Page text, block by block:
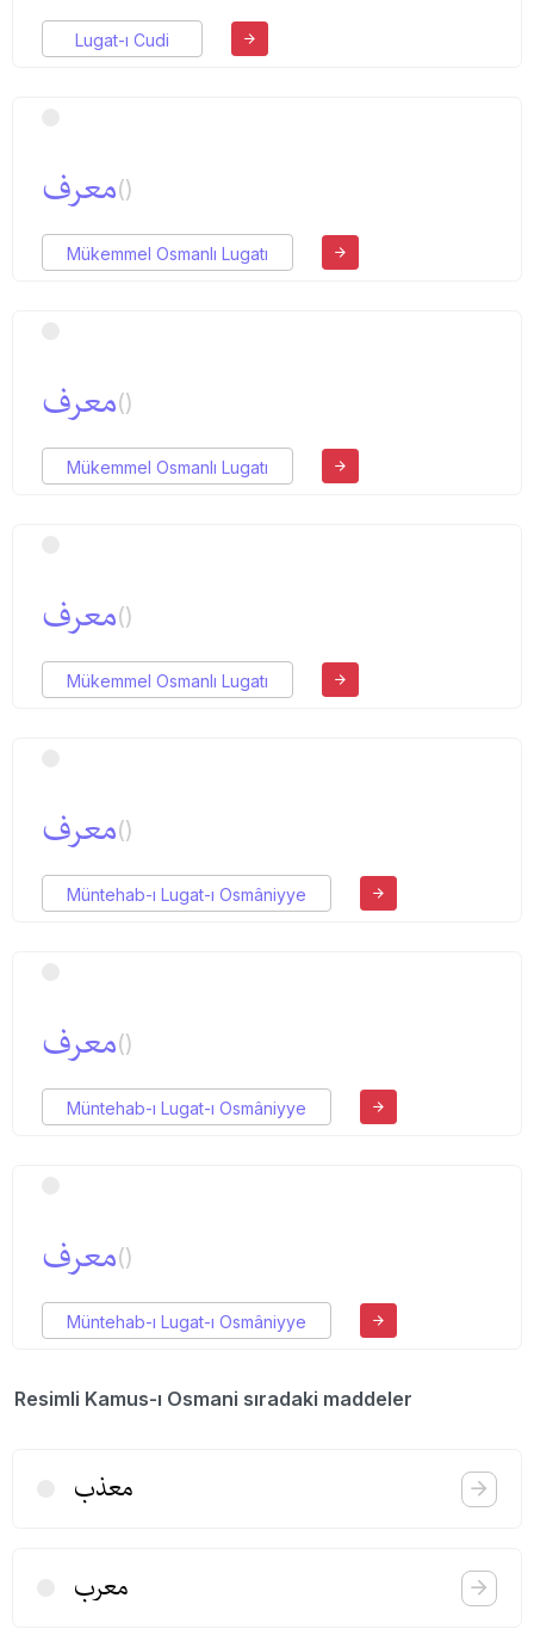
Lugat-ı Cudi
معرف()
Mükemmel Osmanlı Lugatı
معرف()
Mükemmel Osmanlı Lugatı
معرف()
Mükemmel Osmanlı Lugatı
معرف()
Müntehab-ı Lugat-ı Osmâniyye
معرف()
Müntehab-ı Lugat-ı Osmâniyye
معرف()
Müntehab-ı Lugat-ı Osmâniyye
Resimli Kamus-ı Osmani sıradaki maddeler
معذب
معرب